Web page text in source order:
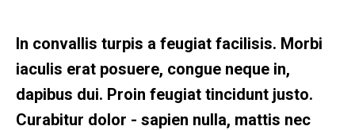
In convallis turpis a feugiat facilisis. Morbi
iaculis erat posuere, congue neque in,
dapibus dui. Proin feugiat tincidunt justo.
Curabitur dolor - sapien nulla, mattis nec